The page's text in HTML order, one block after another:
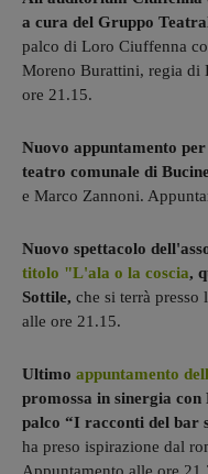
a cura del Gruppo
palco di Loro Ciuffenna
Moreno Burattini, regia di
ore 21.15.
Nuovo appuntamento per
teatro comunale di
e Marco Zannoni.
Nuovo spettacolo
titolo "L'ala o la coscia,
Sottile, che si terrà
alle ore 21.15.
Ultimo appuntamento
promossa in sinergia con
palco “I racconti del bar
ha preso ispirazione dal
Appuntamento alle ore